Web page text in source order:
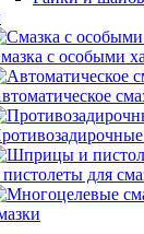
с особыми
для